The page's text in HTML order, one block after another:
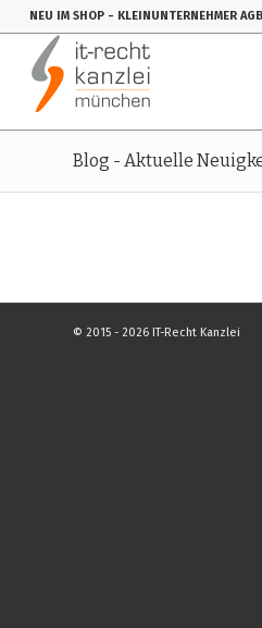
NEU IM SHOP - KLEINUNTERNEHMER
Blog - Aktuelle
© 2015 - 2026 IT-Recht Kanzlei